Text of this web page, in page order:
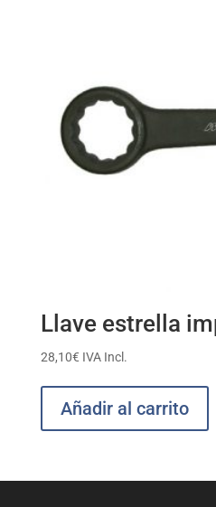
Llave estrella
28,10€ IVA Incl.
Añadir al carrito